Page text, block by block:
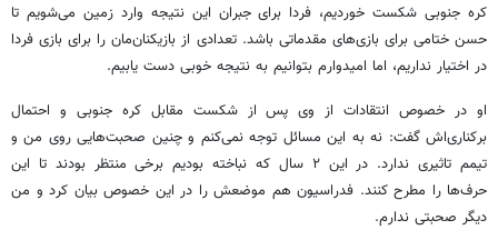
کره جنوبی شکست خوردیم، فردا برای جبران این نتیجه وارد زمین می‌شویم تا
حسن ختامی برای بازی‌های مقدماتی باشد. تعدادی از بازیکنان‌مان را برای بازی فردا
در اختیار نداریم، اما امیدوارم بتوانیم به نتیجه خوبی دست یابیم.
او در خصوص انتقادات از وی پس از شکست مقابل کره جنوبی و احتمال
برکناری‌اش گفت: نه به این مسائل توجه نمی‌کنم و چنین صحبت‌هایی روی من و
تیمم تاثیری ندارد. در این ۲ سال که نباخته بودیم برخی منتظر بودند تا این
حرف‌ها را مطرح کنند. فدراسیون هم موضعش را در این خصوص بیان کرد و من
دیگر صحبتی ندارم‌.